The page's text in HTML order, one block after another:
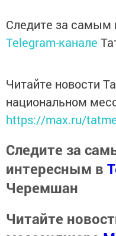
Следите за
Telegram-канале
Читайте новости
национальном
https://max.ru/
Следите за
интересным в
Черемшан
Читайте